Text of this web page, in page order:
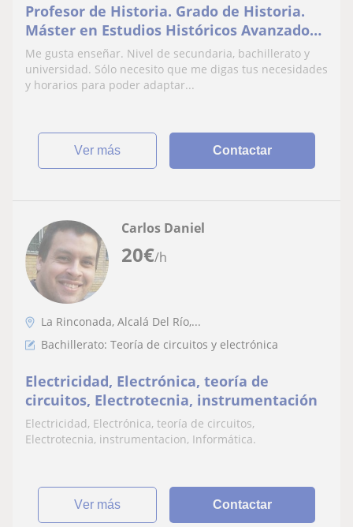
Profesor de Historia. Grado de Historia.
Máster en Estudios Históricos Avanzados
(rama de Historia Antigua). MAES
Me gusta enseñar. Nivel de secundaria, bachillerato y
universidad. Sólo necesito que me digas tus necesidades
y horarios para poder adaptar...
ver más Contactar
20€/h
Carlos Daniel
La Rinconada, Alcalá Del Río,...
Bachillerato: Teoría de circuitos y electrónica
Electricidad, Electrónica, teoría de
circuitos, Electrotecnia, instrumentación
Electricidad, Electrónica, teoría de circuitos,
Electrotecnia, instrumentacion, Informática.
ver más Contactar